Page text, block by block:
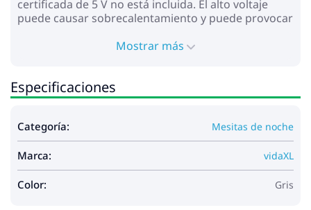
certificada de 5 V no está incluida. El alto voltaje
puede causar sobrecalentamiento y puede provocar
sobrecalentamiento e incendio.
Mostrar más
Especificaciones
Categoría: Mesitas de noche
Marca: vidaXL
Color: Gris